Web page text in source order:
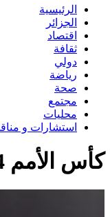
الرئيسية
الجزائر
اقتصاد
ثقافة
دولي
رياضة
صحة
مجتمع
محليات
استشارات و
كأس الأمم 2024: عين الجزائري ياسين شعلال على بلوغ الأولمبياد